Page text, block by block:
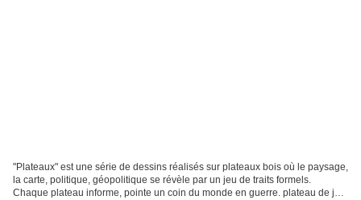
"Plateaux" est une série de dessins réalisés sur plateaux bois où le paysage,
la carte, politique, géopolitique se révèle par un jeu de traits formels.
Chaque plateau informe, pointe un coin du monde en guerre. plateau de jeu